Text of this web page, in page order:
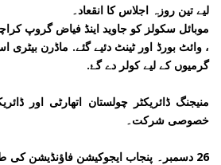
لیے تین روزہ اجلاس کا انقعاد۔
موبائل سکولز کو جاوید اینڈ فیاض گروپ
، وائٹ بورڈ اور ٹینٹ دئیے گئے. ماڈرن
گرمیوں کے لیے کولر دے گۓ.
منیجنگ ڈائریکٹر چولستان اتھارٹی اور
خصوصی شرکت۔
26 دسمبر۔ پنجاب ایجوکیشن فاؤنڈیشن